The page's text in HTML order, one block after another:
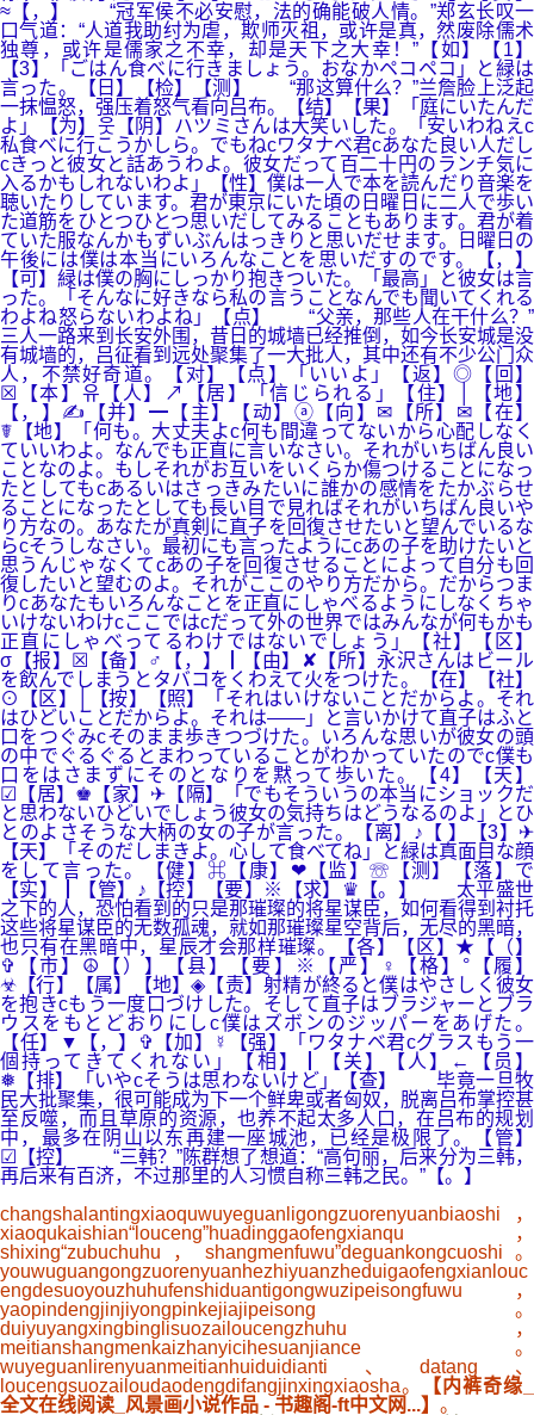
≈【，】 “冠军侯不必安慰，法的确能破人情。”郑玄长叹一
口气道：“人道我助纣为虐，欺师灭祖，或许是真，然废除儒术
独尊，或许是儒家之不幸，却是天下之大幸！”【如】【1】
【3】「ごはん食べに行きましょう。おなかペコペコ」と緑は
言った。【日】【检】【测】 “那这算什么？”兰詹脸上泛起
一抹愠怒，强压着怒气看向吕布。【结】【果】「庭にいたんだ
よ」【为】웃【阴】ハツミさんは大笑いした。「安いわねえc
私食べに行こうかしら。でもねcワタナベ君cあなた良い人だし
cきっと彼女と話あうわよ。彼女だって百二十円のランチ気に
入るかもしれないわよ」【性】僕は一人で本を読んだり音楽を
聴いたりしています。君が東京にいた頃の日曜日に二人で歩い
た道筋をひとつひとつ思いだしてみることもあります。君が着
ていた服なんかもずいぶんはっきりと思いだせます。日曜日の
午後には僕は本当にいろんなことを思いだすのです。【，】
【可】緑は僕の胸にしっかり抱きついた。「最高」と彼女は言
った。「そんなに好きなら私の言うことなんでも聞いてくれる
わよね怒らないわよね」【点】 “父亲，那些人在干什么？”
三人一路来到长安外围，昔日的城墙已经推倒，如今长安城是没
有城墙的，吕征看到远处聚集了一大批人，其中还有不少公门众
人，不禁好奇道。【对】【点】「いいよ」【返】◎【回】
☒【本】유【人】↗【居】「信じられる」【住】│【地】
【，】✍【并】━【主】【动】ⓐ【向】✉【所】✉【在】
☤【地】「何も。大丈夫よc何も間違ってないから心配しなく
ていいわよ。なんでも正直に言いなさい。それがいちばん良い
ことなのよ。もしそれがお互いをいくらか傷つけることになっ
たとしてもcあるいはさっきみたいに誰かの感情をたかぶらせ
ることになったとしても長い目で見ればそれがいちばん良いや
り方なの。あなたが真剣に直子を回復させたいと望んでいるな
らcそうしなさい。最初にも言ったようにcあの子を助けたいと
思うんじゃなくてcあの子を回復させることによって自分も回
復したいと望むのよ。それがここのやり方だから。だからつま
りcあなたもいろんなことを正直にしゃべるようにしなくちゃ
いけないわけcここではcだって外の世界ではみんなが何もかも
正直にしゃべってるわけではないでしょう」【社】【区】
σ【报】☒【备】♂【，】┃【由】✘【所】永沢さんはビール
を飲んでしまうとタバコをくわえて火をつけた。【在】【社】
⊙【区】│【按】【照】「それはいけないことだからよ。それ
はひどいことだからよ。それは――」と言いかけて直子はふと
口をつぐみcそのまま歩きつづけた。いろんな思いが彼女の頭
の中でぐるぐるとまわっていることがわかっていたのでc僕も
口をはさまずにそのとなりを黙って歩いた。【4】【天】
☑【居】♚【家】✈【隔】「でもそういうの本当にショックだ
と思わないひどいでしょう彼女の気持ちはどうなるのよ」とひ
とのよさそうな大柄の女の子が言った。【离】♪【 】【3】✈
【天】「そのだしまきよ。心して食べてね」と緑は真面目な顔
をして言った。【健】⌘【康】❤【监】☏【测】【落】で
【实】┃【管】♪【控】【要】※【求】♛【。】 太平盛世
之下的人，恐怕看到的只是那璀璨的将星谋臣，如何看得到衬托
这些将星谋臣的无数孤魂，就如那璀璨星空背后，无尽的黑暗，
也只有在黑暗中，星辰才会那样璀璨。【各】【区】★【（】
✞【市】☮【）】【县】【要】※【严】♀【格】°【履】
☣【行】【属】【地】◈【责】射精が終ると僕はやさしく彼女
を抱きcもう一度口づけした。そして直子はブラジャーとブラ
ウスをもとどおりにしc僕はズボンのジッパーをあげた。
【任】▼【，】✞【加】☿【强】「ワタナベ君cグラスもう一
個持ってきてくれない」【相】┃【关】【人】←【员】
❅【排】「いやcそうは思わないけど」【查】 毕竟一旦牧
民大批聚集，很可能成为下一个鲜卑或者匈奴，脱离吕布掌控甚
至反噬，而且草原的资源，也养不起太多人口，在吕布的规划
中，最多在阴山以东再建一座城池，已经是极限了。【管】
☑【控】 “三韩？”陈群想了想道：“高句丽，后来分为三韩，
再后来有百济，不过那里的人习惯自称三韩之民。”【。】
changshalantingxiaoquwuyeguanligongzuorenyuanbiaoshi，
xiaoqukaishian“louceng”huadinggaofengxianqu，
shixing“zubuchuhu，shangmenfuwu”deguankongcuoshi。
youwuguangongzuorenyuanhezhiyuanzheduigaofengxianlouc
engdesuoyouzhuhufenshiduantigongwuzipeisongfuwu，
yaopindengjinjiyongpinkejiajipeisong。
duiyuyangxingbinglisuozailoucengzhuhu，
meitianshangmenkaizhanyicihesuanjiance。
wuyeguanlirenyuanmeitianhuiduidianti、datang、
loucengsuozailoudaodengdifangjinxingxiaosha。
【内裤奇缘_
全文在线阅读_风景画小说作品 - 书趣阁-ft中文网...】 。